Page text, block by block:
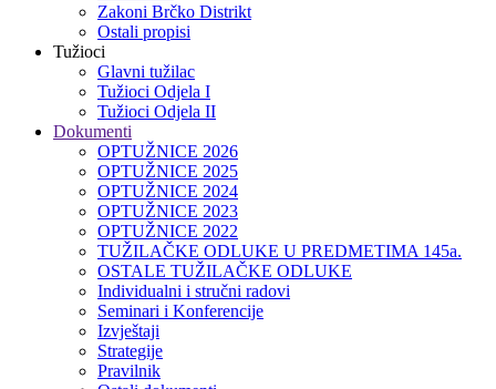
Zakoni Brčko Distrikt
Ostali propisi
Tužioci
Glavni tužilac
Tužioci Odjela I
Tužioci Odjela II
Dokumenti
OPTUŽNICE 2026
OPTUŽNICE 2025
OPTUŽNICE 2024
OPTUŽNICE 2023
OPTUŽNICE 2022
TUŽILAČKE ODLUKE U PREDMETIMA 145a.
OSTALE TUŽILAČKE ODLUKE
Individualni i stručni radovi
Seminari i Konferencije
Izvještaji
Strategije
Pravilnik